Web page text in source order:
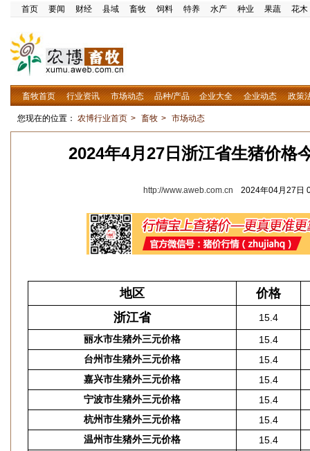
首页 要闻 财经 县域 畜牧 饲料 特养 水产 种业 果蔬 花木
畜牧首页 行业资讯 市场动态 品种/产品 企业大全 企业动态 政策
您现在的位置： 农博行业首页 > 畜牧 > 市场动态
2024年4月27日浙江省生猪价格
http://www.aweb.com.cn 2024年04月27日
地区
价格
浙江省
15.4
丽水市生猪外三元价格
15.4
台州市生猪外三元价格
15.4
嘉兴市生猪外三元价格
15.4
宁波市生猪外三元价格
15.4
杭州市生猪外三元价格
15.4
温州市生猪外三元价格
15.4